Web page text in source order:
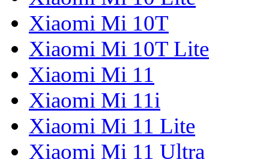
Xiaomi Mi 10T
Xiaomi Mi 10T Lite
Xiaomi Mi 11
Xiaomi Mi 11i
Xiaomi Mi 11 Lite
Xiaomi Mi 11 Ultra